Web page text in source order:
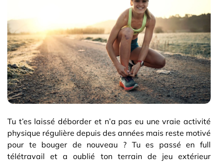
Tu t’es laissé déborder et n’a pas eu une vraie activité
physique régulière depuis des années mais reste motivé
pour te bouger de nouveau ? Tu es passé en full
télétravail et a oublié ton terrain de jeu extérieur